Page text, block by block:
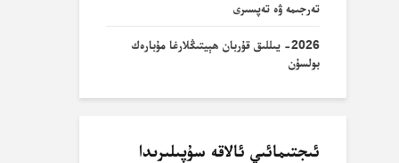
تەرجىمە ۋە تەپسىرى
2026- يىللىق قۇربان ھېيتىڭلارغا مۇبارەك
بولسۇن
ئىجتىمائىي ئالاقە سۇپىلىرىدا